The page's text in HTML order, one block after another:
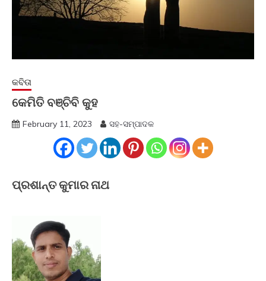
କବିତା
କେମିତି ବଞ୍ଚିବି କୁହ
February 11, 2023 ସହ-ସମ୍ପାଦକ
ପ୍ରଶାନ୍ତ କୁମାର ନାଥ